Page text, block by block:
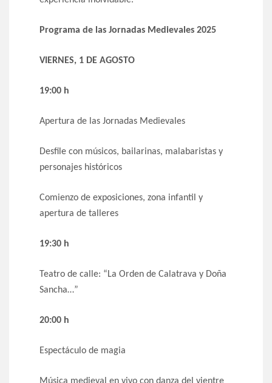
Programa de las Jornadas Medievales 2025
VIERNES, 1 DE AGOSTO
19:00 h
Apertura de las Jornadas Medievales
Desfile con músicos, bailarinas, malabaristas y
personajes históricos
Comienzo de exposiciones, zona infantil y
apertura de talleres
19:30 h
Teatro de calle: “La Orden de Calatrava y Doña
Sancha…”
20:00 h
Espectáculo de magia